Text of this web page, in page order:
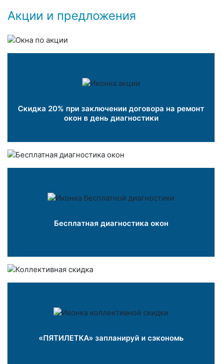
Акции и предложения
Скидка 20% при заключении договора на ремонт
окон в день диагностики
Бесплатная диагностика окон
«ПЯТИЛЕТКА» запланируй и сэкономь